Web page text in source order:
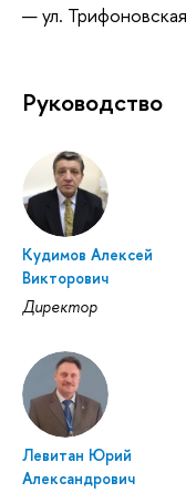
ул.
Руководство
Кудимов Алексей
Викторович
Директор
Левитан Юрий
Александрович